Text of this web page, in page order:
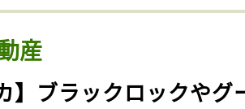
産
】ブラックロックやグ